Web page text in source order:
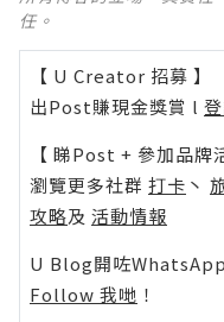
任。
【 U Creator 招募 】
出Post賺現金獎賞 l
【 睇Post + 參加品牌
瀏覽更多社群 打卡 丶
攻略及 活動情報
U Blog開咗
Follow 我哋 ！